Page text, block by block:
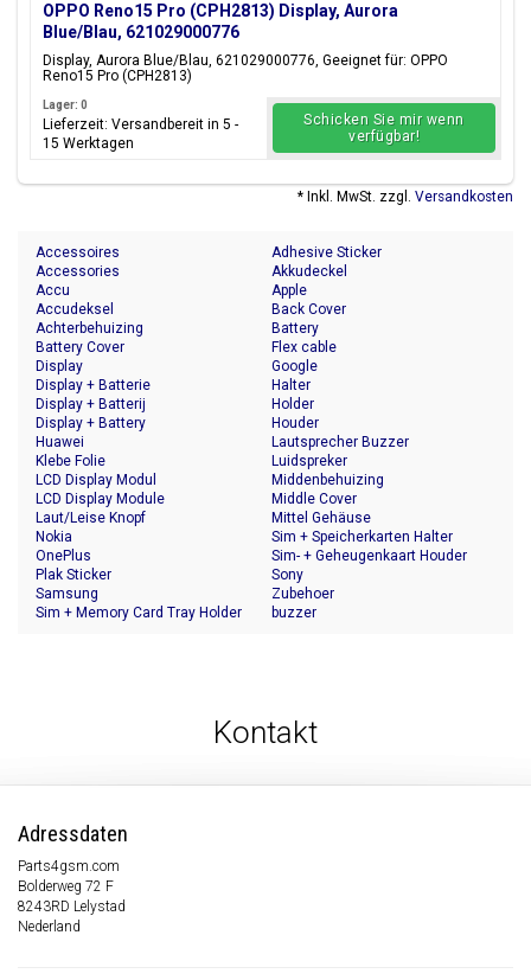
OPPO Reno15 Pro (CPH2813) Display, Aurora
Blue/Blau, 621029000776
Display, Aurora Blue/Blau, 621029000776, Geeignet für: OPPO
Reno15 Pro (CPH2813)
Lager: 0
Lieferzeit: Versandbereit in 5 -
15 Werktagen
Schicken Sie mir wenn
verfügbar!
* Inkl. MwSt. zzgl. Versandkosten
Accessoires
Accessories
Accu
Accudeksel
Achterbehuizing
Adhesive Sticker
Akkudeckel
Apple
Back Cover
Battery
Battery Cover
Display
Display + Batterie
Display + Batterij
Display + Battery
Flex cable
Google
Halter
Holder
Houder
Huawei
Klebe Folie
LCD Display Modul
LCD Display Module
Laut/Leise Knopf
Lautsprecher Buzzer
Luidspreker
Middenbehuizing
Middle Cover
Mittel Gehäuse
Nokia
OnePlus
Plak Sticker
Samsung
Sim + Memory Card Tray Holder
Sim + Speicherkarten Halter
Sim- + Geheugenkaart Houder
Sony
Zubehoer
buzzer
Kontakt
Adressdaten
Parts4gsm.com
Bolderweg 72 F
8243RD Lelystad
Nederland